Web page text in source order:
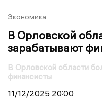
Экономика
В Орловской
зарабатывают
В Орловской области
финансисты
11/12/2025 20:00